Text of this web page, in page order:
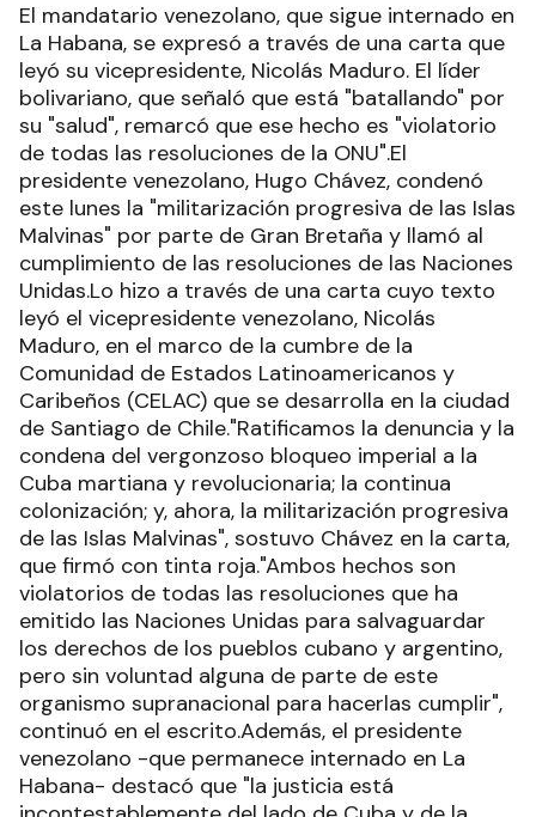
El mandatario venezolano, que sigue internado en
La Habana, se expresó a través de una carta que
leyó su vicepresidente, Nicolás Maduro. El líder
bolivariano, que señaló que está "batallando" por
su "salud", remarcó que ese hecho es "violatorio
de todas las resoluciones de la ONU".El
presidente venezolano, Hugo Chávez, condenó
este lunes la "militarización progresiva de las Islas
Malvinas" por parte de Gran Bretaña y llamó al
cumplimiento de las resoluciones de las Naciones
Unidas.Lo hizo a través de una carta cuyo texto
leyó el vicepresidente venezolano, Nicolás
Maduro, en el marco de la cumbre de la
Comunidad de Estados Latinoamericanos y
Caribeños (CELAC) que se desarrolla en la ciudad
de Santiago de Chile."Ratificamos la denuncia y la
condena del vergonzoso bloqueo imperial a la
Cuba martiana y revolucionaria; la continua
colonización; y, ahora, la militarización progresiva
de las Islas Malvinas", sostuvo Chávez en la carta,
que firmó con tinta roja."Ambos hechos son
violatorios de todas las resoluciones que ha
emitido las Naciones Unidas para salvaguardar
los derechos de los pueblos cubano y argentino,
pero sin voluntad alguna de parte de este
organismo supranacional para hacerlas cumplir",
continuó en el escrito.Además, el presidente
venezolano -que permanece internado en La
Habana- destacó que "la justicia está